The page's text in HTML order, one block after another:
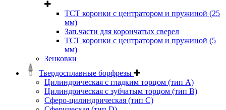
ТСТ коронки с центратором и пружиной (25
мм)
Зап.части для корончатых сверел
ТСТ коронки с центратором и пружиной (5
мм)
Зенковки
Твердосплавные борфрезы
Цилиндрическая с гладким торцом (тип А)
Цилиндрическая с зубчатым торцом (тип В)
Сферо-цилиндрическая (тип С)